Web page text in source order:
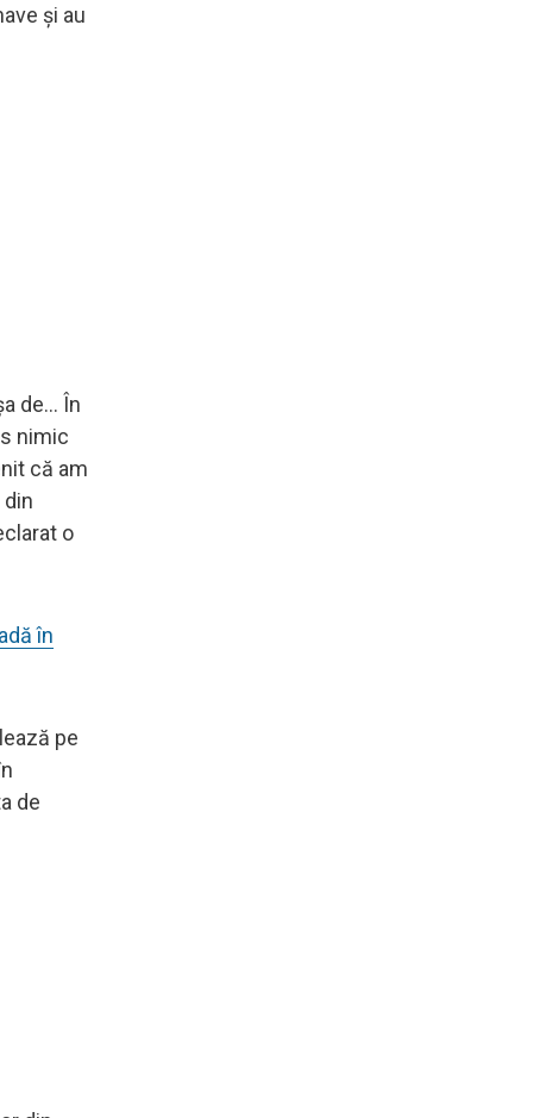
şi au
de... În
nimic
că am
o
în
pe
de